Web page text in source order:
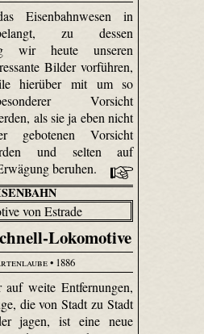
Eisenbahnwesen in
zu dessen
wir heute unseren
Bilder vorführen,
hierüber mit um so
Vorsicht
als sie ja eben nicht
gebotenen Vorsicht
und selten auf
beruhen.
Lokomotive
• 1886
weite Entfernungen,
die von Stadt zu Stadt
jagen, ist eine neue